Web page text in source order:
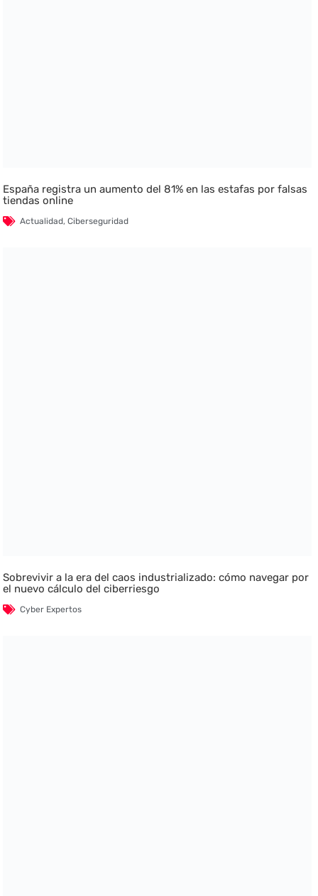
España registra un aumento del 81% en las estafas por falsas
tiendas online
Actualidad,Ciberseguridad
Sobrevivir a la era del caos industrializado: cómo navegar por
el nuevo cálculo del ciberriesgo
Cyber Expertos